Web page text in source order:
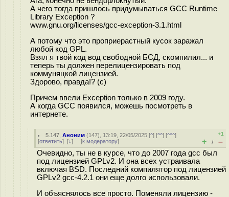
А чего тогда пришлось придумываться GCC Runtime
Library Exception ?
www.gnu.org/licenses/gcc-exception-3.1.html
А потому что это проприерастный кусок заражал
любой код GPL.
Взял я твой код вод свободной БСД, скомпилил... и
теперь ты должен перелицензировать под
коммуняцкой лицензией.
Здорово, правда!? (с)
Причем ввели Exception только в 2009 году.
А когда GCC появился, можешь посмотреть в
интернете.
5.147 ,Аноним (147), 13:19, 22/05/2025 [^] [^^] [^^^]
[ответить] [↓] [к модератору]
+1
+ / –
Очевидно, ты не в курсе, что до 2007 года gcc был
под лицензией GPLv2. И она всех устраивала
включая BSD. Последний компилятор под лицензией
GPLv2 gcc-4.2.1 они еще долго использовали.
И объяснялось все просто. Поменяли лицензию -